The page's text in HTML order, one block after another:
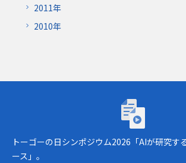
2011年
2010年
トーゴーの日シンポジウム
トーゴーの日シンポジウム2026「AIが研究す
ース」。